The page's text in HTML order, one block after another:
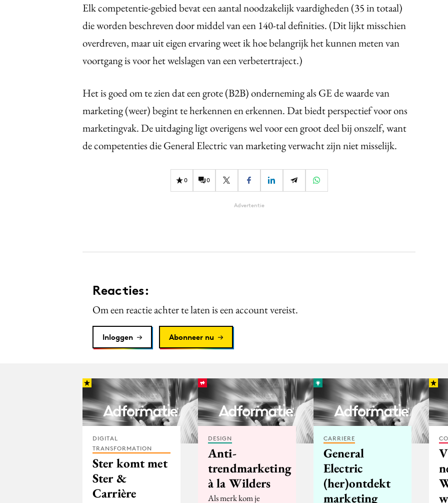
Elk competentie-gebied bevat een aantal noodzakelijk vaardigheden (35 in totaal)
die worden beschreven door middel van een 140-tal definities. (Dit lijkt misschien
overdreven, maar uit eigen ervaring weet ik hoe belangrijk het kunnen meten van
voortgang is voor het welslagen van een verbetertraject.)
Het is goed om te zien dat een grote (B2B) onderneming als GE de waarde van
marketing (weer) begint te herkennen en erkennen. Dat biedt perspectief voor ons
marketingvak. De uitdaging ligt overigens wel voor een groot deel bij onszelf, want
de competenties die General Electric van marketing verwacht zijn niet misselijk.
0 0
Advertentie
Reacties:
Om een reactie achter te laten is een account vereist.
Inloggen Abonneer nu
DIGITAL
TRANSFORMATION
Ster komt met
Ster &
Carrière
DESIGN
Anti-
trendmarketing
à la Wilders
Als merk kom je
CARRIERE
General
Electric
(her)ontdekt
marketing